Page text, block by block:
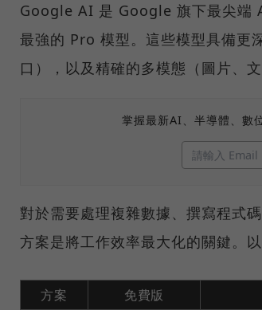
Google AI 是 Google 旗下最尖端
最強的 Pro 模型。這些模型具備更
口），以及精確的多模態（圖片、
掌握最新AI、半導體、數
對於需要處理複雜數據、撰寫程式
方案是將工作效率最大化的關鍵。
方案 免費版